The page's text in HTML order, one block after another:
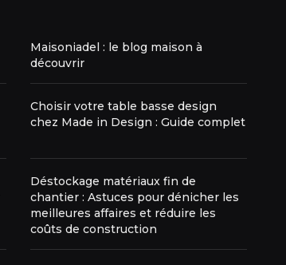
Maisoniadel : le blog maison à
découvrir
Choisir votre table basse design
chez Made in Design : Guide complet
Déstockage matériaux fin de
chantier : Astuces pour dénicher les
meilleures affaires et réduire les
coûts de construction